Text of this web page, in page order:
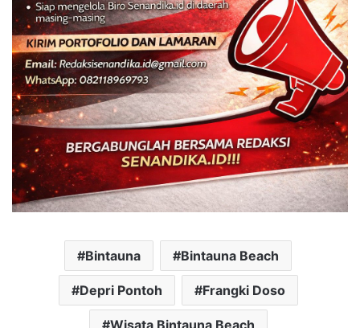
Bintauna Bintauna Beach
Depri Pontoh Frangki Doso